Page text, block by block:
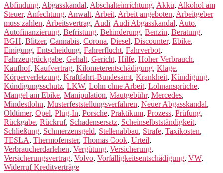
Abfindung, Abgasskandal, Abschalteinrichtung, Akku, Alkohol am
Steuer, Anfechtung, Anwalt, Arbeit, Arbeit angeboten, Arbeitgeber
muss zahlen, Arbeitsvertrag, Audi, Audi Abgasskandal, Auto,
Autofinanzierung, Befristung, Behinderung, Benzin, Beratung,
BGH, Blitzer, Cannabis, Corona, Diesel, Discounter, Ebike,
Einigung, Entscheidung, Fahrerflucht, Fahrverbot,
Fahrzeugrückgabe, Gehalt, Gericht, Hilfe, Hoher Verbrauch,
Kaufhof, Kaufvertrag, Kilometerentschädigung, Klage,
Körperverletzung, Kraftfahrt-Bundesamt, Krankheit, Kündigung,
Kündigungsschutz, LKW, Lohn ohne Arbeit, Lohnansprüche,
Mangel am Ebike, Manipulation, Mautgebühr, Mercedes,
Mindestlohn, Musterfeststellungsverfahren, Neuer Abgasskandal,
Oldtimer, Opel, Plug-In, Porsche, Praktikum, Prozess, Prüfung,
Rückgabe, Rückruf, Schadensersatz, Scheinselbstständigkeit,
Schließung, Schmerzensgeld, Stellenabbau, Strafe, Taxikosten,
TESLA, Thermofenster, Thomas Cook, Urteil,
Verbraucherdarlehen, Vergütung, Versicherung,
Versicherungsvertrag, Volvo, Vorfälligkeitsentschädigung, VW,
Widerruf Kreditverträge